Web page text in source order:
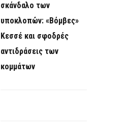
σκάνδαλο των
υποκλοπών: «Βόμβες»
Κεσσέ και σφοδρές
αντιδράσεις των
κομμάτων